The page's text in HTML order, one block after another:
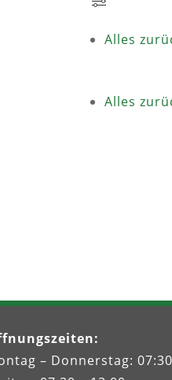
Alles
Alles
:
– Donnerstag: